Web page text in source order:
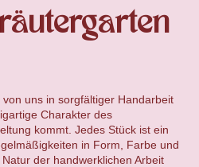
SHOP
uns in sorgfältiger Handarbeit
Charakter des
kommt. Jedes Stück ist ein
in Form, Farbe und
der handwerklichen Arbeit